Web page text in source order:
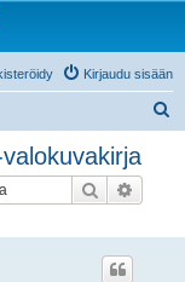
Kirjaudu sisään
Etsi